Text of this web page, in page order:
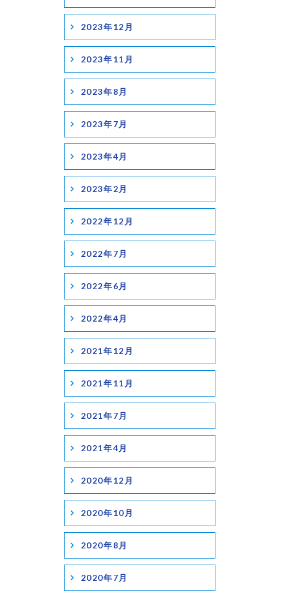
2023年12月
2023年11月
2023年8月
2023年7月
2023年4月
2023年2月
2022年12月
2022年7月
2022年6月
2022年4月
2021年12月
2021年11月
2021年7月
2021年4月
2020年12月
2020年10月
2020年8月
2020年7月